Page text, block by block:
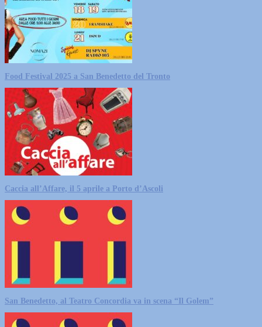
Food Festival 2025 a San Benedetto del Tronto
Caccia all’Affare, il 5 aprile a Porto d’Ascoli
San Benedetto, al Teatro Concordia va in scena “Il Golem”